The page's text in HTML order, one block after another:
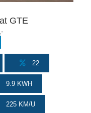
GTE
22
9.9 KWH
225 KM/U